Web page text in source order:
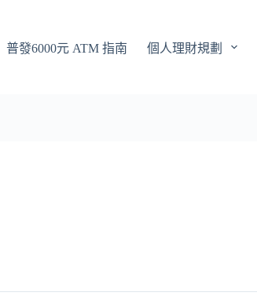
普發6000元 ATM 指南 個人理財規劃